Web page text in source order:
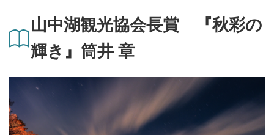
山中湖観光協会長賞 『秋彩の
輝き』筒井 章